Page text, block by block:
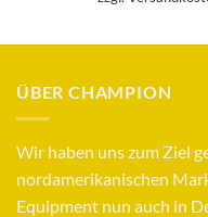
ÜBER CHAMPION
Wir haben uns zum Ziel
nordamerikanischen
Equipment nun auch in